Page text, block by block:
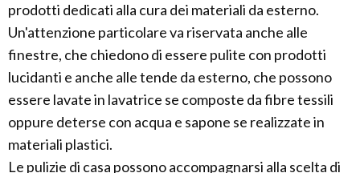
prodotti dedicati alla cura dei materiali da esterno.
Un'attenzione particolare va riservata anche alle
finestre, che chiedono di essere pulite con prodotti
lucidanti e anche alle tende da esterno, che possono
essere lavate in lavatrice se composte da fibre tessili
oppure deterse con acqua e sapone se realizzate in
materiali plastici.
Le pulizie di casa possono accompagnarsi alla scelta di